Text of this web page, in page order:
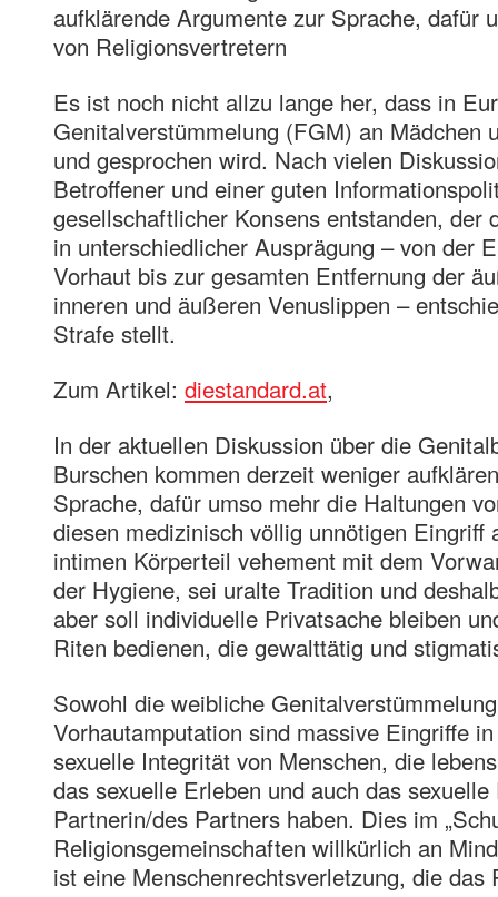
aufklärende Argumente zur Sprache, dafür
von Religionsvertretern
Es ist noch nicht allzu lange her, dass in
Genitalverstümmelung (FGM) an Mädchen
und gesprochen wird. Nach vielen
Betroffener und einer guten
gesellschaftlicher Konsens entstanden, der
in unterschiedlicher Ausprägung – von der
Vorhaut bis zur gesamten Entfernung der
inneren und äußeren Venuslippen –
Strafe stellt.
Zum Artikel: diestandard.at,
In der aktuellen Diskussion über die
Burschen kommen derzeit weniger
Sprache, dafür umso mehr die Haltungen
diesen medizinisch völlig unnötigen Eingriff
intimen Körperteil vehement mit dem
der Hygiene, sei uralte Tradition und
aber soll individuelle Privatsache bleiben
Riten bedienen, die gewalttätig und
Sowohl die weibliche
Vorhautamputation sind massive Eingriffe
sexuelle Integrität von Menschen, die
das sexuelle Erleben und auch das
Partnerin/des Partners haben. Dies im
Religionsgemeinschaften willkürlich an
ist eine Menschenrechtsverletzung, die das